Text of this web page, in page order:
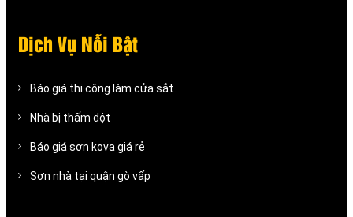
Dịch Vụ Nỗi Bật
Báo giá thi công làm cửa sắt
Nhà bị thấm dột
Báo giá sơn kova giá rẻ
Sơn nhà tại quận gò vấp